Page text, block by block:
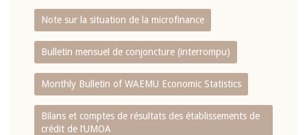
Note sur la situation de la microfinance
Bulletin mensuel de conjoncture (interrompu)
Monthly Bulletin of WAEMU Economic Statistics
Bilans et comptes de résultats des établissements de
crédit de l‘UMOA